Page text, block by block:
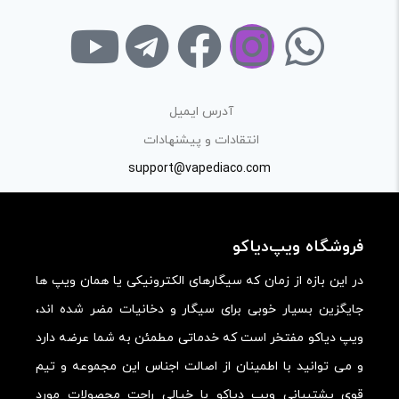
فرآیند خرید یک محصول توسط ایشان است.
با توجه به ساختار بخش نظرات، از پرسیدن سوال یا درخواست
راهنمایی در این بخش خودداری کرده و سوالات خود را در بخش
آدرس ایمیل
انتقادات و پیشنهادات
support@vapediaco.com
فروشگاه ویپ‌دیاکو
در این بازه از زمان که سیگارهای الکترونیکی یا همان ویپ ها
جایگزین بسیار خوبی برای سیگار و دخانیات مضر شده اند،
ویپ دیاکو مفتخر است که خدماتی مطمئن به شما عرضه دارد
و می توانید با اطمینان از اصالت اجناس این مجموعه و تیم
قوی پشتیبانی ویپ دیاکو با خیالی راحت محصولات مورد